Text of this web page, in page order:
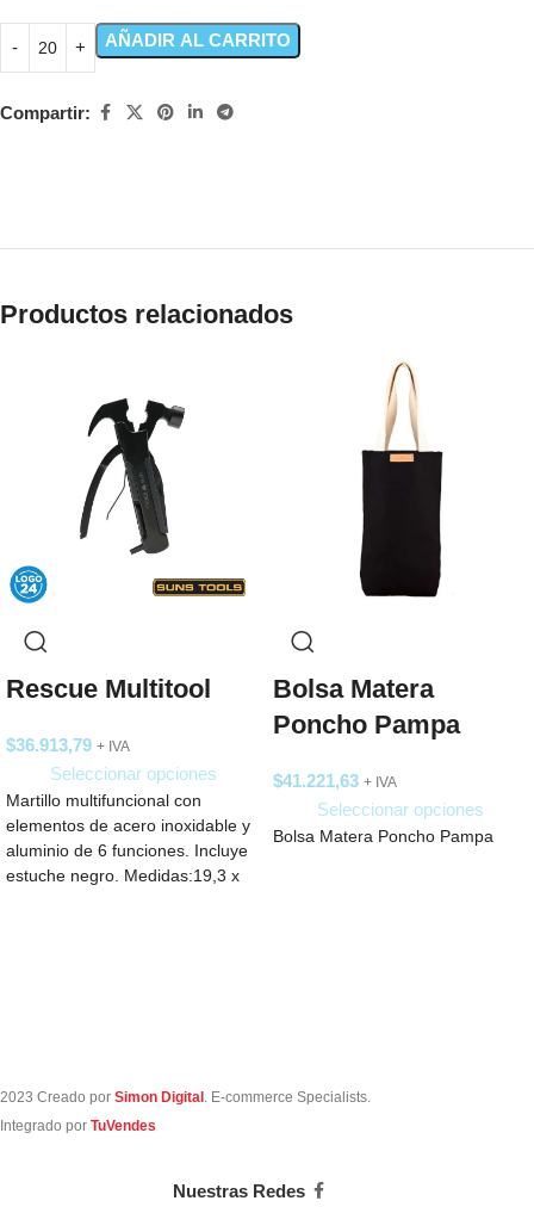
AÑADIR AL CARRITO
Compartir:
Productos relacionados
Rescue Multitool
$36.913,79 + IVA
Seleccionar opciones
Martillo multifuncional con
elementos de acero inoxidable y
aluminio de 6 funciones. Incluye
estuche negro. Medidas:19,3 x
Bolsa Matera
Poncho Pampa
$41.221,63 + IVA
Seleccionar opciones
Bolsa Matera Poncho Pampa
2023 Creado por Simon Digital . E-commerce Specialists.
Integrado por TuVendes
Nuestras Redes